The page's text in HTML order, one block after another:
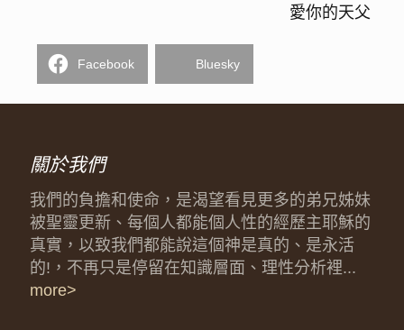
愛你的天父
Facebook Bluesky
關於我們
我們的負擔和使命，是渴望看見更多的弟兄姊妹
被聖靈更新、每個人都能個人性的經歷主耶穌的
真實，以致我們都能說這個神是真的、是永活
的!，不再只是停留在知識層面、理性分析裡...
more>